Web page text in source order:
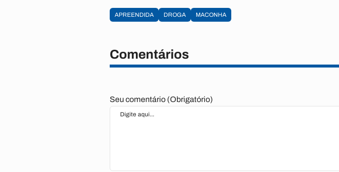
APREENDIDA DROGA MACONHA
Comentários
Seu comentário (Obrigatório)